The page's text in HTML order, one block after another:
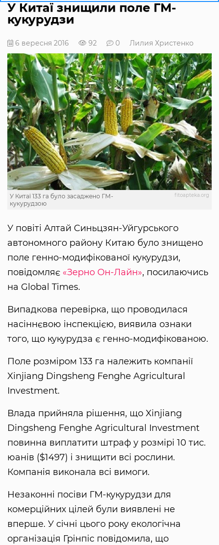
У Китаї знищили поле ГМ-
кукурудзи
6 вересня 2016 92 0 Лилия Христенко
fitoapteka.org
У Китаї 133 га було засаджено ГМ-
кукурудзою
У повіті Алтай Синьцзян-Уйгурського
автономного району Китаю було знищено
поле генно-модифікованої кукурудзи,
повідомляє «Зерно Он-Лайн», посилаючись
на Global Times.
Випадкова перевірка, що проводилася
насіннєвою інспекцією, виявила ознаки
того, що кукурудза є генно-модифікованою.
Поле розміром 133 га належить компанії
Xinjiang Dingsheng Fenghe Agricultural
Investment.
Влада прийняла рішення, що Xinjiang
Dingsheng Fenghe Agricultural Investment
повинна виплатити штраф у розмірі 10 тис.
юанів ($1497) і знищити всі рослини.
Компанія виконала всі вимоги.
Незаконні посіви ГМ-кукурудзи для
комерційних цілей були виявлені не
вперше. У січні цього року екологічна
організація Грінпіс повідомила, що